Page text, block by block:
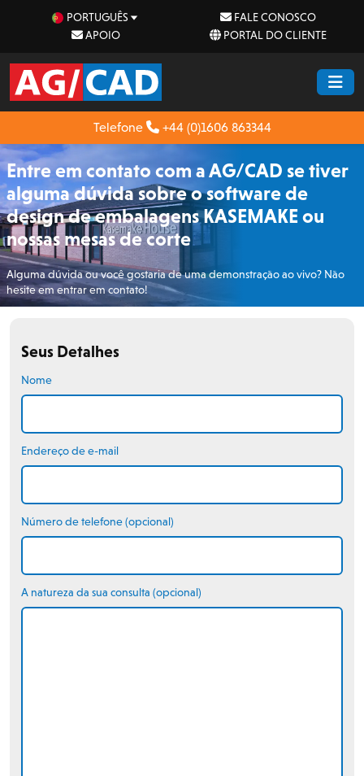
PORTUGUÊS
FALE CONOSCO
APOIO
PORTAL DO CLIENTE
Telefone +44 (0)1606 863344
Entre em contato com a AG/CAD se tiver
alguma dúvida sobre o software de
design de embalagens KASEMAKE ou
nossas mesas de corte
Alguma dúvida ou você gostaria de uma demonstração ao vivo? Não
hesite em entrar em contato!
Seus Detalhes
Nome
Endereço de e-mail
Número de telefone (opcional)
A natureza da sua consulta (opcional)